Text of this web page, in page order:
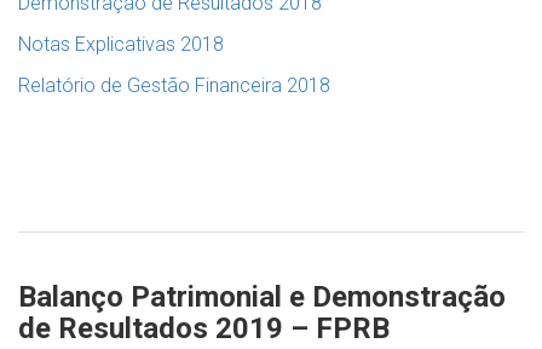
Notas Explicativas 2018
Relatório de Gestão Financeira 2018
Balanço Patrimonial e Demonstração
de Resultados 2019 – FPRB